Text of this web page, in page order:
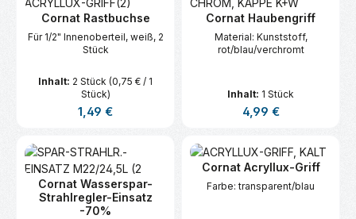
Cornat Rastbuchse
Für 1/2" Innenoberteil, weiß, 2
Stück
Inhalt: 2 Stück (0,75 € / 1
Stück)
Regulärer Preis:
1,49 €
Cornat Haubengriff
Material: Kunststoff,
rot/blau/verchromt
Inhalt: 1 Stück
Regulärer Preis:
4,99 €
Cornat Wasserspar-
Strahlregler-Einsatz
-70%
Cornat Acryllux-Griff
Farbe: transparent/blau